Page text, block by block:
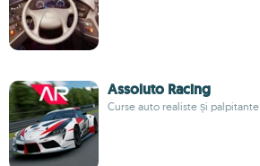
Assoluto Racing
Curse auto realiste și palpitante